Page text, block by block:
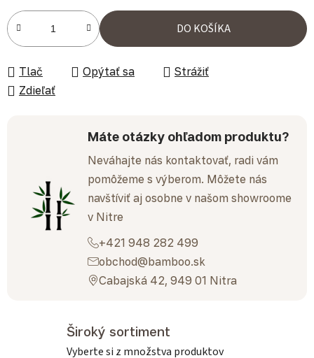
Jednotková cena:
DO KOŠÍKA
Tlač Opýtať sa
Strážiť
Zdieľať
Máte otázky ohľadom produktu?
Neváhajte nás kontaktovať, radi vám
pomôžeme s výberom. Môžete nás
navštíviť aj osobne v našom showroome
v Nitre
+421 948 282 499
obchod@bamboo.sk
Cabajská 42, 949 01 Nitra
Široký sortiment
Vyberte si z množstva produktov